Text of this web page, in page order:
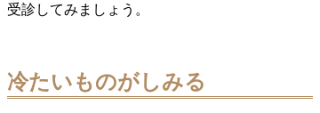
受診してみましょう。
冷たいものがしみる